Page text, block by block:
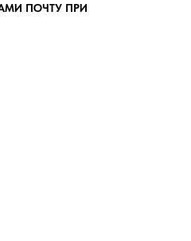
ПОЧТУ ПРИ